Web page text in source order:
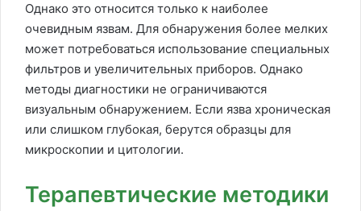
Однако это относится только к наиболее
очевидным язвам. Для обнаружения более мелких
может потребоваться использование специальных
фильтров и увеличительных приборов. Однако
методы диагностики не ограничиваются
визуальным обнаружением. Если язва хроническая
или слишком глубокая, берутся образцы для
микроскопии и цитологии.
Терапевтические методики